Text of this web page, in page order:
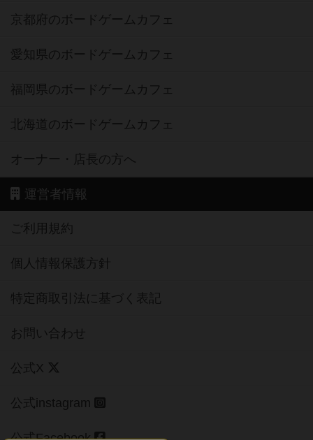
京都府のボードゲームカフェ
愛知県のボードゲームカフェ
福岡県のボードゲームカフェ
北海道のボードゲームカフェ
オーナー・店長の方へ
運営者情報
ご利用規約
個人情報保護方針
特定商取引法に基づく表記
お問い合わせ
公式X
公式instagram